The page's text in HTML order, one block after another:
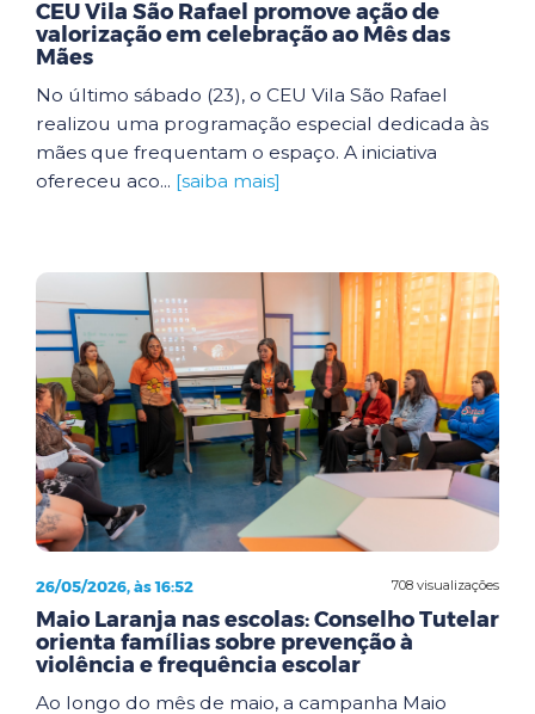
CEU Vila São Rafael promove ação de
valorização em celebração ao Mês das
Mães
No último sábado (23), o CEU Vila São Rafael
realizou uma programação especial dedicada às
mães que frequentam o espaço. A iniciativa
ofereceu aco... [saiba mais]
708 visualizações
26/05/2026, às 16:52
Maio Laranja nas escolas: Conselho Tutelar
orienta famílias sobre prevenção à
violência e frequência escolar
Ao longo do mês de maio, a campanha Maio